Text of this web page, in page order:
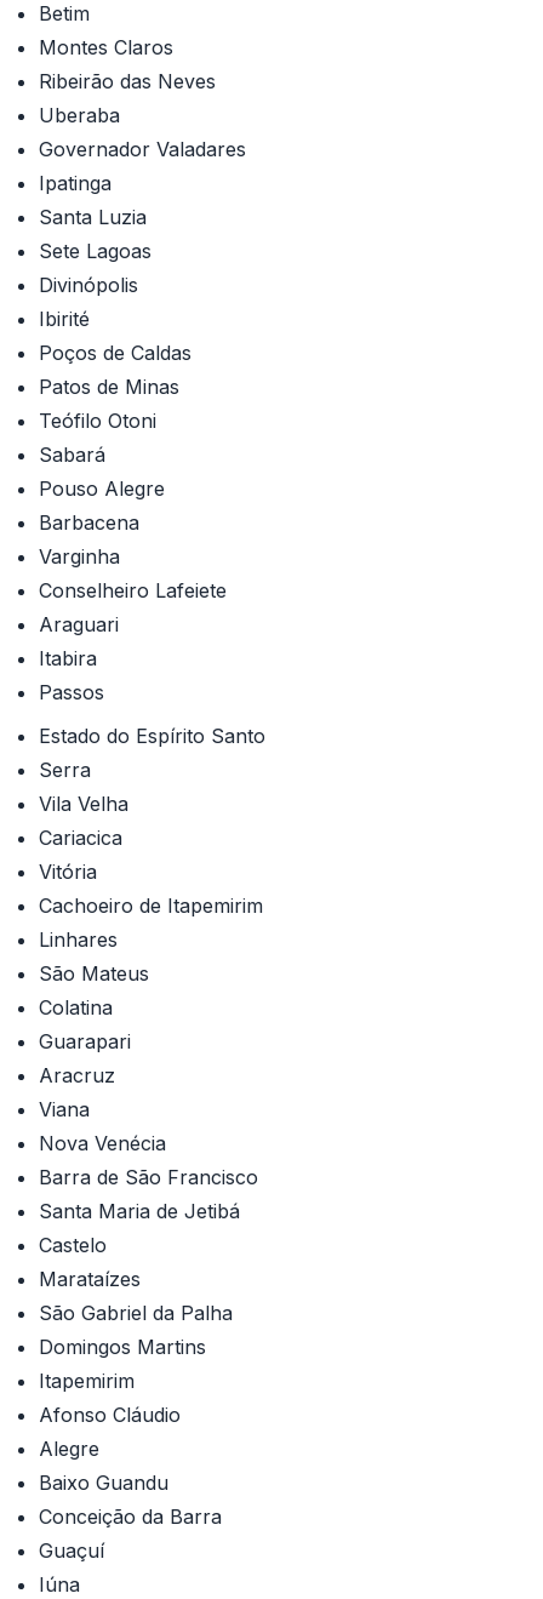
Betim
Montes Claros
Ribeirão das Neves
Uberaba
Governador Valadares
Ipatinga
Santa Luzia
Sete Lagoas
Divinópolis
Ibirité
Poços de Caldas
Patos de Minas
Teófilo Otoni
Sabará
Pouso Alegre
Barbacena
Varginha
Conselheiro Lafeiete
Araguari
Itabira
Passos
Estado do Espírito Santo
Serra
Vila Velha
Cariacica
Vitória
Cachoeiro de Itapemirim
Linhares
São Mateus
Colatina
Guarapari
Aracruz
Viana
Nova Venécia
Barra de São Francisco
Santa Maria de Jetibá
Castelo
Marataízes
São Gabriel da Palha
Domingos Martins
Itapemirim
Afonso Cláudio
Alegre
Baixo Guandu
Conceição da Barra
Guaçuí
Iúna